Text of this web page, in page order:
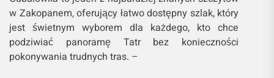
w Zakopanem, oferujący łatwo dostępny szlak, który
jest świetnym wyborem dla każdego, kto chce
podziwiać panoramę Tatr bez konieczności
pokonywania trudnych tras. –